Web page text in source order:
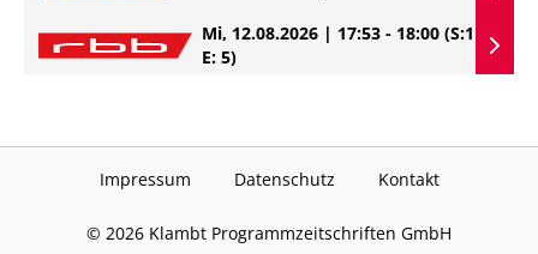
Mi, 12.08.2026 | 17:53 - 18:00 (S:1
E: 5)
Impressum Datenschutz Kontakt
© 2026 Klambt Programmzeitschriften GmbH